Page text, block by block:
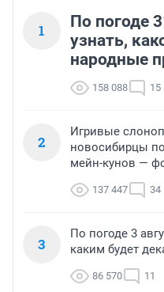
1
По погоде
узнать,
народные
158 088 15
2
Игривые
новосибирцы
мейн-кунов —
137 447 34
3
По погоде 3
каким будет
86 570 11